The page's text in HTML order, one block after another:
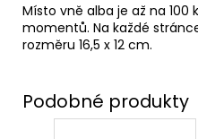
Místo vně alba je až na 100
momentů. Na každé
rozměru 16,5 x 12 cm.